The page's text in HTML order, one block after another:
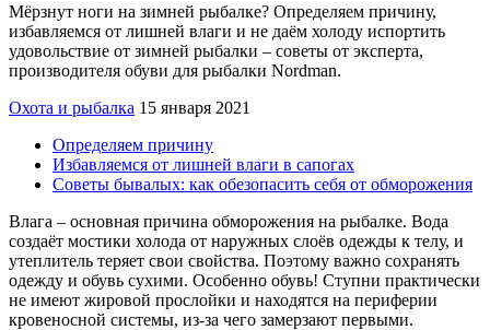
Мёрзнут ноги на зимней рыбалке? Определяем причину,
избавляемся от лишней влаги и не даём холоду испортить
удовольствие от зимней рыбалки – советы от эксперта,
производителя обуви для рыбалки Nordman.
Охота и рыбалка 15 января 2021
Определяем причину
Избавляемся от лишней влаги в сапогах
Советы бывалых: как обезопасить себя от обморожения
Влага – основная причина обморожения на рыбалке. Вода
создаёт мостики холода от наружных слоёв одежды к телу, и
утеплитель теряет свои свойства. Поэтому важно сохранять
одежду и обувь сухими. Особенно обувь! Ступни практически
не имеют жировой прослойки и находятся на периферии
кровеносной системы, из-за чего замерзают первыми.